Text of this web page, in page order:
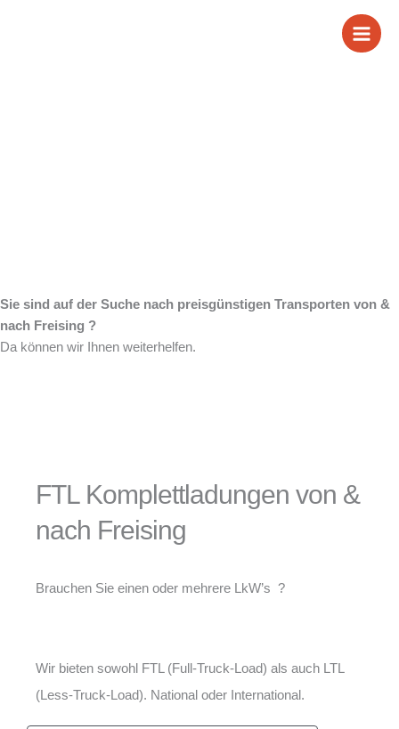
Wir sind Ihr Partner
Sie sind auf der Suche nach preisgünstigen Transporten von &
nach Freising ?
Da können wir Ihnen weiterhelfen.
FTL Komplettladungen von &
nach Freising
Brauchen Sie einen oder mehrere LkW’s ?
Wir bieten sowohl FTL (Full-Truck-Load) als auch LTL
(Less-Truck-Load). National oder International.